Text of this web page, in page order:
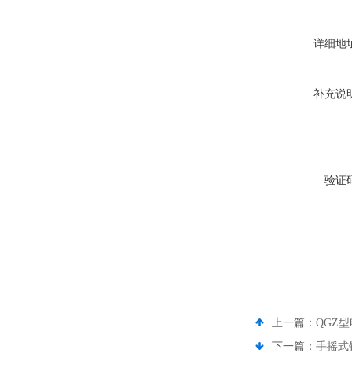
详细地
补充说
验证
上一篇： QGZ
下一篇： 手摇式